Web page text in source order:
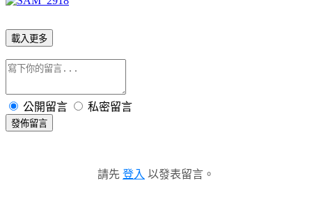
載入更多
公開留言 私密留言
發佈留言
請先 登入 以發表留言。